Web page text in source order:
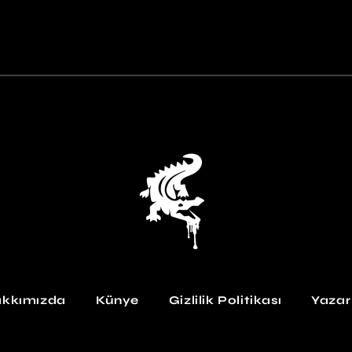
Künye Gizlilik Politikası